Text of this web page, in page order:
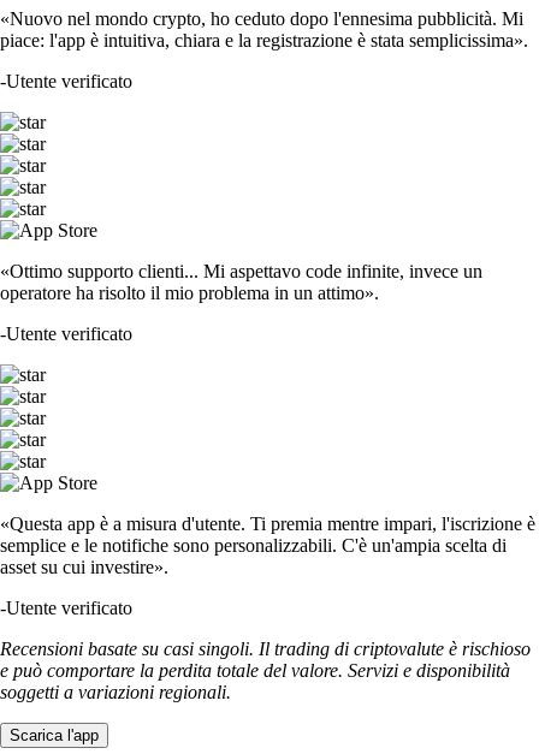
«Nuovo nel mondo crypto, ho ceduto dopo l'ennesima pubblicità. Mi
piace: l'app è intuitiva, chiara e la registrazione è stata semplicissima».
-Utente verificato
«Ottimo supporto clienti... Mi aspettavo code infinite, invece un
operatore ha risolto il mio problema in un attimo».
-Utente verificato
«Questa app è a misura d'utente. Ti premia mentre impari, l'iscrizione è
semplice e le notifiche sono personalizzabili. C'è un'ampia scelta di
asset su cui investire».
-Utente verificato
Recensioni basate su casi singoli. Il trading di criptovalute è rischioso
e può comportare la perdita totale del valore. Servizi e disponibilità
soggetti a variazioni regionali.
Scarica l'app